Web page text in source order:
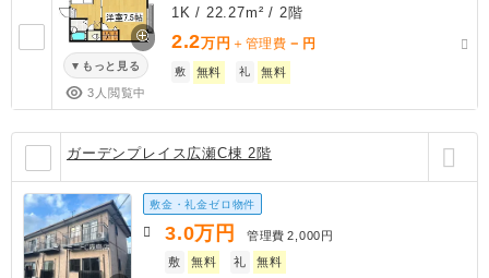
もっと見る
3人閲覧中
1K / 22.27m² / 2階
2.2万円 ＋管理費 － 円
敷 無料 礼 無料
ガーデンプレイス広瀬C棟 2階
敷金・礼金ゼロ物件
3.0万円 管理費 2,000円
敷
無料 礼 無料